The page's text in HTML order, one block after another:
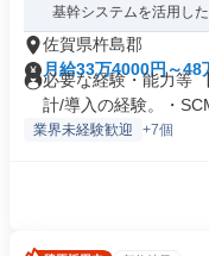
基幹システムを活用し
佐賀県杵島郡
月給33万4000円～48
必要な経験・能力等
計/導入の経験。・
業界未経験歓迎 +7個